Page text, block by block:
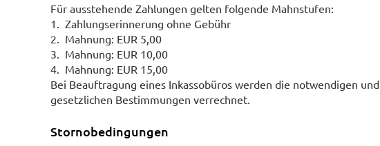
Für ausstehende Zahlungen gelten folgende Mahnstufen:
1. Zahlungserinnerung ohne Gebühr
2. Mahnung: EUR 5,00
3. Mahnung: EUR 10,00
4. Mahnung: EUR 15,00
Bei Beauftragung eines Inkassobüros werden die notwendigen
gesetzlichen Bestimmungen verrechnet.
Stornobedingungen